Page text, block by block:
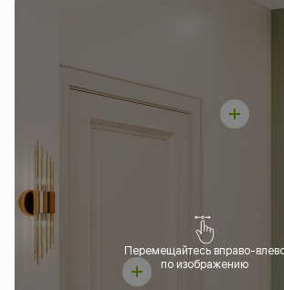
Перемещайтесь вправо-
по изображению